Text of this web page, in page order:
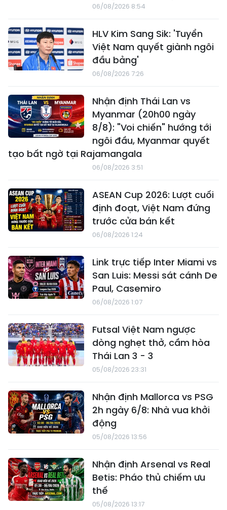
06/08/2026 8:54
HLV Kim Sang Sik: 'Tuyển
Việt Nam quyết giành ngôi
đầu bảng'
06/08/2026 7:26
Nhận định Thái Lan vs
Myanmar (20h00 ngày
8/8): "Voi chiến" hướng tới
ngôi đầu, Myanmar quyết
tạo bất ngờ tại Rajamangala
06/08/2026 3:51
ASEAN Cup 2026: Lượt cuối
định đoạt, Việt Nam đứng
trước cửa bán kết
06/08/2026 1:24
Link trực tiếp Inter Miami vs
San Luis: Messi sát cánh De
Paul, Casemiro
06/08/2026 1:07
Futsal Việt Nam ngược
dòng nghẹt thở, cầm hòa
Thái Lan 3 - 3
05/08/2026 23:31
Nhận định Mallorca vs PSG
2h ngày 6/8: Nhà vua khởi
động
05/08/2026 13:56
Nhận định Arsenal vs Real
Betis: Pháo thủ chiếm ưu
thế
05/08/2026 13:17